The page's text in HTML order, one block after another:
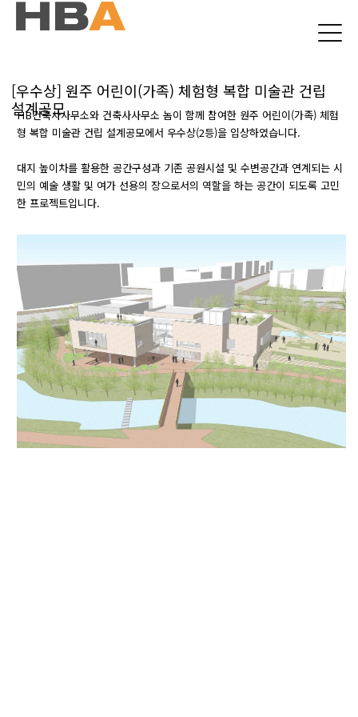
본문 바로가기
[우수상] 원주 어린이(가족) 체험형 복합 미술관 건립
설계공모
HB건축사사무소와 건축사사무소 놈이 함께 참여한 원주 어린이(가족) 체험
형 복합 미술관 건립 설계공모에서 우수상(2등)을 입상하였습니다.
대지 높이차를 활용한 공간구성과 기존 공원시설 및 수변공간과 연계되는 시
민의 예술 생활 및 여가 선용의 장으로서의 역할을 하는 공간이 되도록 고민
한 프로젝트입니다.